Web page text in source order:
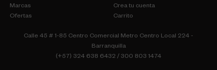
Marcas
Ofertas
Crea tu cuenta
Carrito
Calle 45 # 1-85 Centro Comercial Metro Centro Local 224 -
Barranquilla
(+57) 324 638 6432 / 300 803 1474